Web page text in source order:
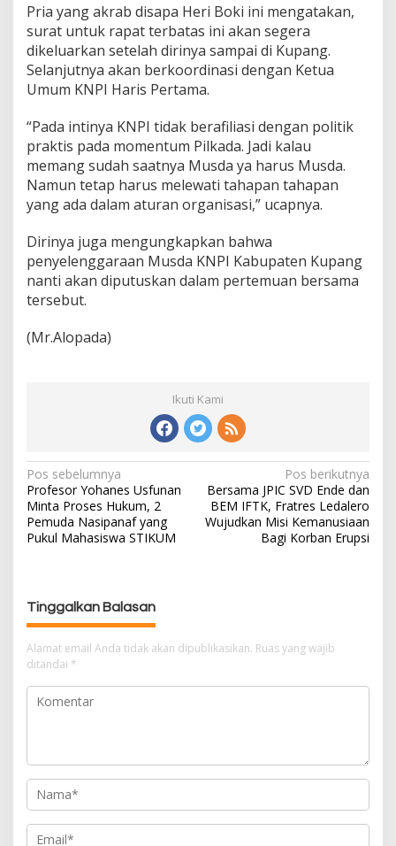
Pria yang akrab disapa Heri Boki ini mengatakan,
surat untuk rapat terbatas ini akan segera
dikeluarkan setelah dirinya sampai di Kupang.
Selanjutnya akan berkoordinasi dengan Ketua
Umum KNPI Haris Pertama.
“Pada intinya KNPI tidak berafiliasi dengan politik
praktis pada momentum Pilkada. Jadi kalau
memang sudah saatnya Musda ya harus Musda.
Namun tetap harus melewati tahapan tahapan
yang ada dalam aturan organisasi,” ucapnya.
Dirinya juga mengungkapkan bahwa
penyelenggaraan Musda KNPI Kabupaten Kupang
nanti akan diputuskan dalam pertemuan bersama
tersebut.
(Mr.Alopada)
Ikuti Kami
N
a
v
i
p
o
s
Pos sebelumnya
Profesor Yohanes Usfunan
Minta Proses Hukum, 2
Pemuda Nasipanaf yang
Pukul Mahasiswa STIKUM
Pos berikutnya
Bersama JPIC SVD Ende dan
BEM IFTK, Fratres Ledalero
Wujudkan Misi Kemanusiaan
Bagi Korban Erupsi
Tinggalkan Balasan
Alamat email Anda tidak akan dipublikasikan. Ruas yang wajib
ditandai *